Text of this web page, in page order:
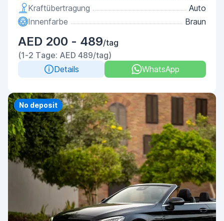
Kraftübertragung
Auto
Innenfarbe
Braun
AED 200 - 489/tag
(1-2 Tage: AED 489/tag)
Details
WhatsApp
Priority
No deposit